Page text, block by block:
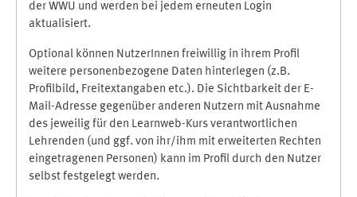
der WWU und werden bei jedem erneuten Login
aktualisiert.
Optional können NutzerInnen freiwillig in ihrem Profil
weitere personenbezogene Daten hinterlegen (z.B.
Profilbild, Freitextangaben etc.). Die Sichtbarkeit der E-
Mail-Adresse gegenüber anderen Nutzern mit Ausnahme
des jeweilig für den Learnweb-Kurs verantwortlichen
Lehrenden (und ggf. von ihr/ihm mit erweiterten Rechten
eingetragenen Personen) kann im Profil durch den Nutzer
selbst festgelegt werden.